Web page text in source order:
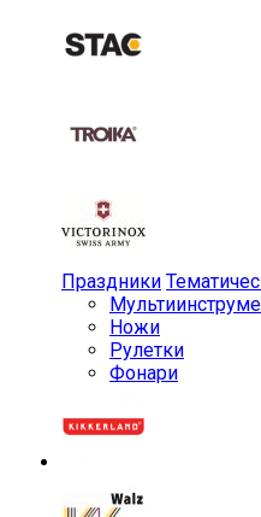
Праздники
Ножи
Рулетки
Фонари